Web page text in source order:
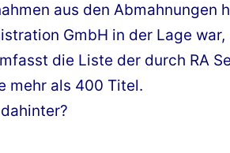
aus den Abmahnungen
GmbH in der Lage
die Liste der durch RA
mehr als 400 Titel.